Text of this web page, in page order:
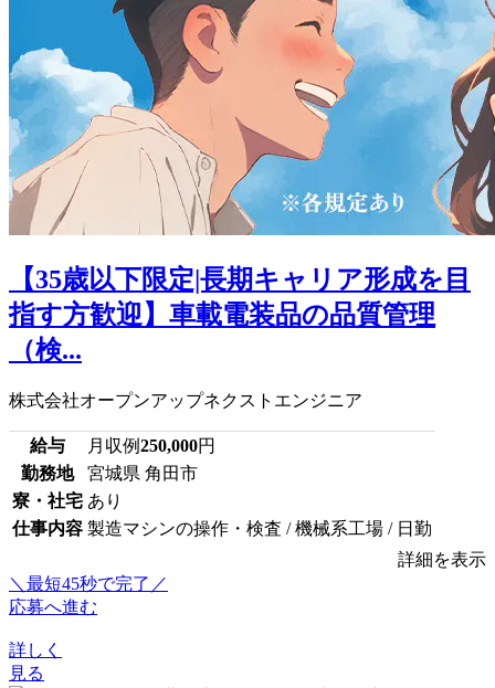
【35歳以下限定|長期キャリア形成を目
指す方歓迎】車載電装品の品質管理
（検...
株式会社オープンアップネクストエンジニア
給与 月収例250,000円
勤務地
宮城県 角田市
寮・社宅 あり
仕事内容 製造マシンの操作・検査 / 機械系工場 / 日勤
詳細を表示
＼最短45秒で完了／
応募へ進む
詳しく
見る